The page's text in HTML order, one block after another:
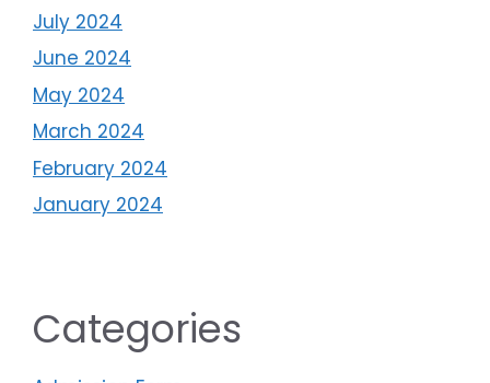
July 2024
June 2024
May 2024
March 2024
February 2024
January 2024
Categories